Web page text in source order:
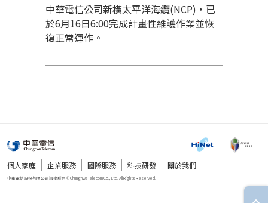
中華電信公司新橫太平洋海纜(NCP)，已
於6月16日6:00完成計畫性維護作業並恢
復正常運作。
個人家庭 企業服務 國際服務 科技研發 關於我們